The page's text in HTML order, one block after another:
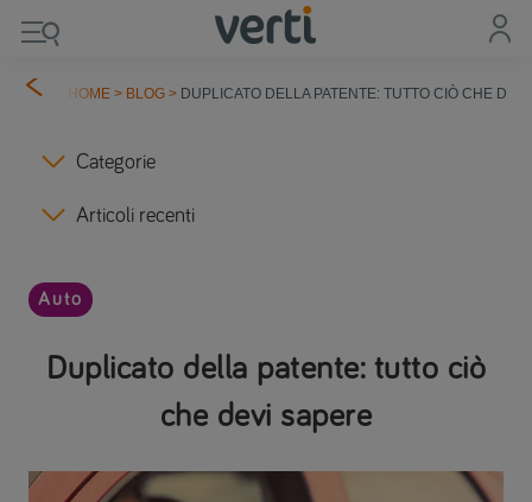
HOME > BLOG > DUPLICATO DELLA PATENTE: TUTTO CIÒ CHE
Categorie
Articoli recenti
Duplicato della patente: tutto ciò
che devi sapere
Auto